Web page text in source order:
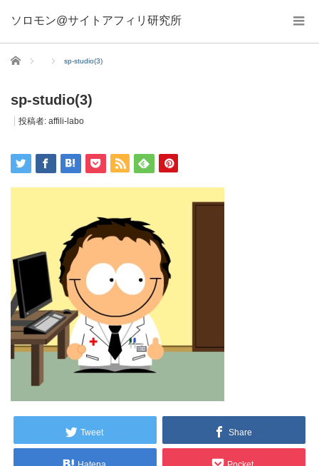
ソロモン@サイトアフィリ研究所
ホーム sp-studio(3)
sp-studio(3)
投稿者: affili-labo
Tweet Share